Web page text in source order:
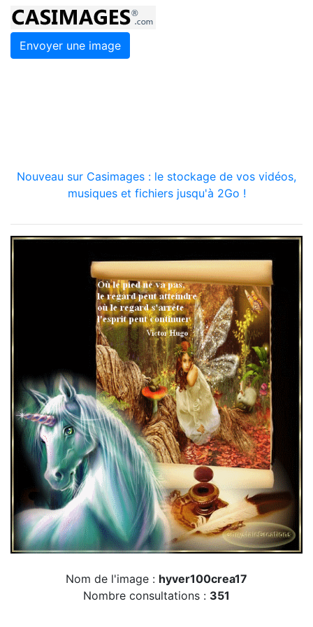
Envoyer une image
Nouveau sur Casimages : le stockage de vos vidéos,
musiques et fichiers jusqu'à 2Go !
Nom de l'image : hyver100crea17
Nombre consultations : 351